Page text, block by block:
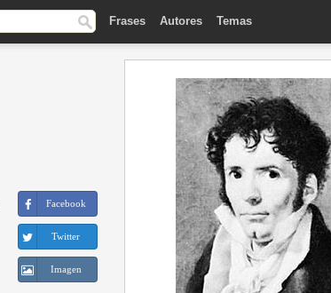
Frases Autores Temas
Facebook
Twitter
Imagen